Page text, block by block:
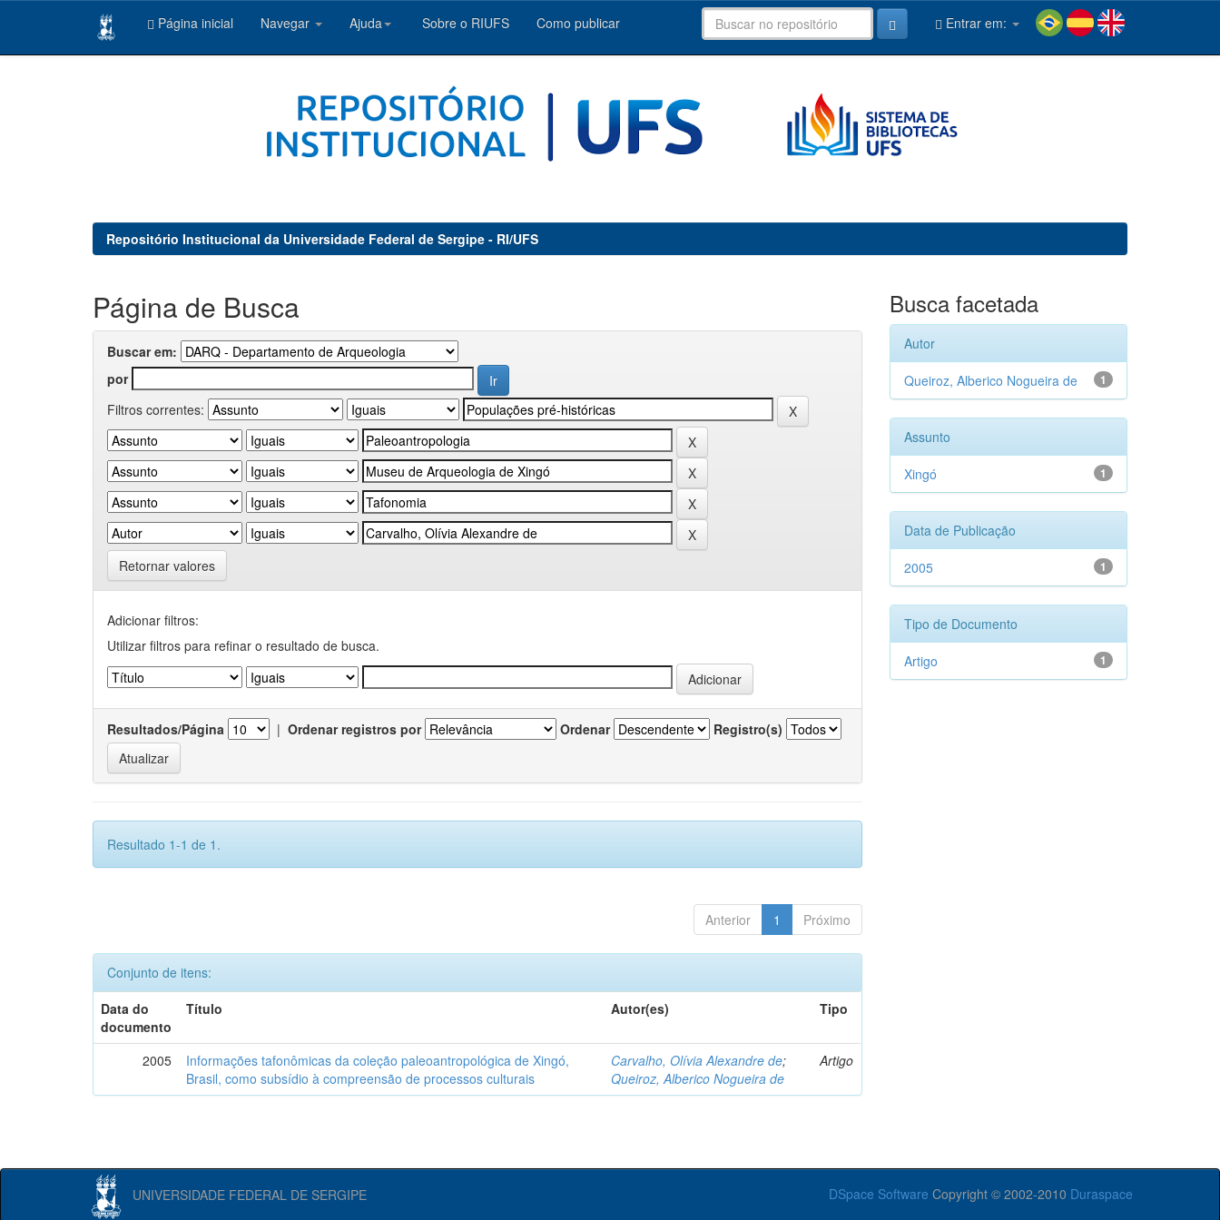
Página inicial Navegar Ajuda Sobre o RIUFS Como publicar Entrar em:
Repositório Institucional da Universidade Federal de Sergipe - RI/UFS
Página de Busca
Buscar em:
por
Filtros correntes:
Retornar valores
Adicionar filtros:
Utilizar filtros para refinar o resultado de busca.
Resultados/Página | Ordenar registros por Ordenar Registro(s)
Resultado 1-1 de 1.
Anterior 1 Próximo
Conjunto de itens:
Data do
documento
Título Autor(es) Tipo
2005
Informações tafonômicas da coleção paleoantropológica de Xingó,
Brasil, como subsídio à compreensão de processos culturais
Carvalho, Olívia Alexandre de;
Queiroz, Alberico Nogueira de
Artigo
Busca facetada
Autor
1
Queiroz, Alberico Nogueira de
Assunto
1
Xingó
Data de Publicação
1
2005
Tipo de Documento
1
Artigo
UNIVERSIDADE FEDERAL DE SERGIPE DSpace Software Copyright © 2002-2010 Duraspace